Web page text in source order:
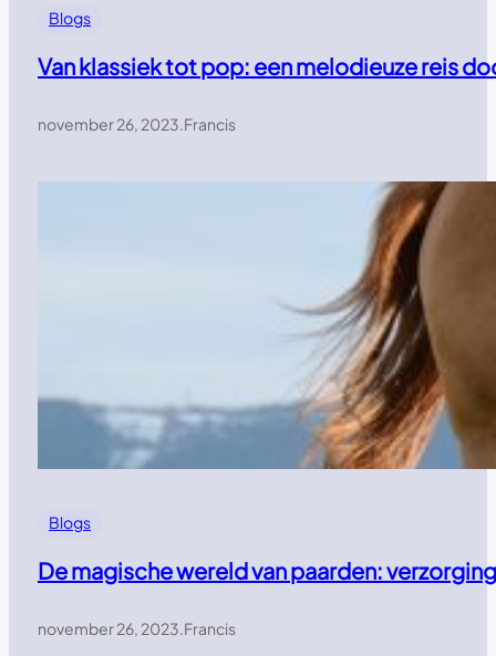
Blogs
Van klassiek tot pop: een melodieuze reis
november 26, 2023.Francis
Blogs
De magische wereld van paarden:
november 26, 2023.Francis